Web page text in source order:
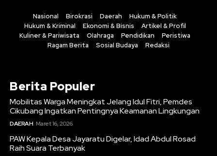
Nasional Birokrasi Daerah
Hukum & Politik
Hukum & Kriminal
Ekonomi & Bisnis
Artikel & Profil
Kuliner & Pariwisata
Olahraga Pendidikan
Peristiwa
Ragam Berita
Sosial Budaya Redaksi
Berita Populer
Mobilitas Warga Meningkat Jelang Idul Fitri, Pemdes
Cikubang Ingatkan Pentingnya Keamanan Lingkungan
DAERAH Maret 16, 2026
PAW Kepala Desa Jayaratu Digelar, Idad Abdul Rosad
Raih Suara Terbanyak